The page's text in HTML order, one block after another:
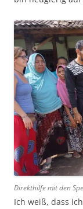
Direkthilfe mit den
Ich weiß, dass